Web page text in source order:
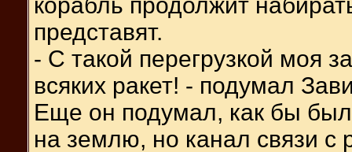
представят.
- С такой перегрузкой моя
всяких ракет! - подумал
Еще он подумал, как бы
на землю, но канал связи